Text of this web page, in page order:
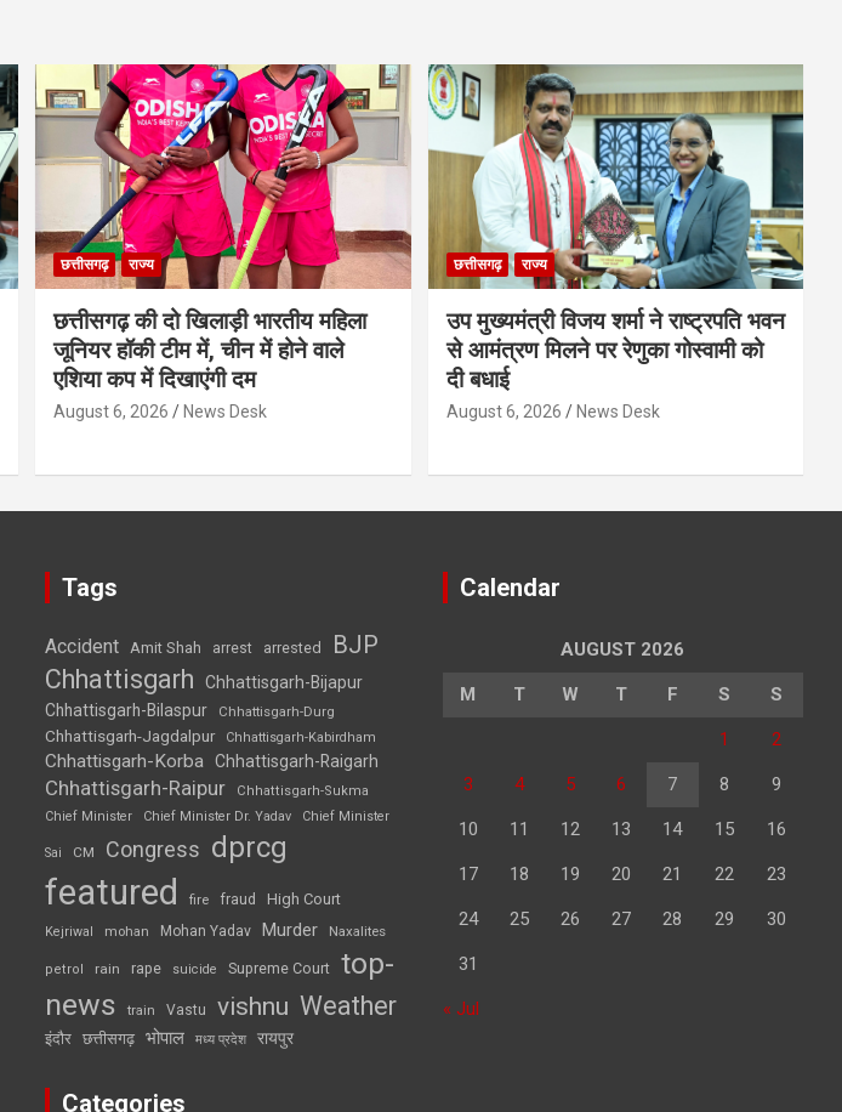
छत्तीसगढ़ राज्य
छत्तीसगढ़ की दो खिलाड़ी भारतीय महिला
जूनियर हॉकी टीम में, चीन में होने वाले
एशिया कप में दिखाएंगी दम
August 6, 2026 News Desk
छत्तीसगढ़ राज्य
उप मुख्यमंत्री विजय शर्मा ने राष्ट्रपति भवन
से आमंत्रण मिलने पर रेणुका गोस्वामी को
दी बधाई
August 6, 2026 News Desk
Tags
Accident Amit Shah arrest arrested BJP
Chhattisgarh
Chhattisgarh-Bijapur
Chhattisgarh-Bilaspur
Chhattisgarh-Durg
Chhattisgarh-Jagdalpur Chhattisgarh-Kabirdham
Chhattisgarh-Korba Chhattisgarh-Raigarh
Chhattisgarh-Raipur
Chhattisgarh-Sukma
Chief Minister
Chief Minister Dr. Yadav Chief Minister
Sai CM Congress dprcg
featured fire fraud High Court
Kejriwal mohan Mohan Yadav Murder Naxalites
petrol rain rape suicide Supreme Court top-
news
train Vastu vishnu Weather
इंदौर छत्तीसगढ़ भोपाल मध्य प्रदेश रायपुर
Categories
Calendar
AUGUST 2026
M T W T F S S
1 2
3 4 5 6 7 8 9
10 11 12 13 14 15 16
17 18 19 20 21 22 23
24 25 26 27 28 29 30
31
« Jul